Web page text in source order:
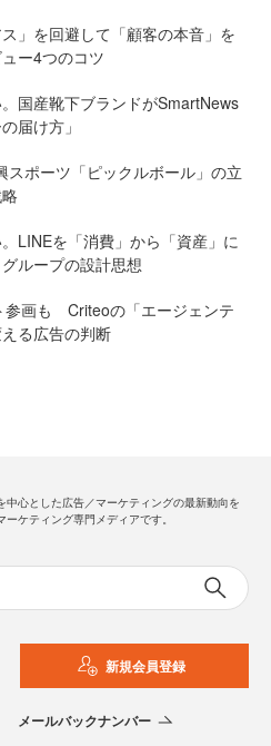
」を回避して「顧客の本音」を
ー4つのコツ
国産靴下ブランドがSmartNews
届け方」
スポーツ「ピックルボール」の立
LINEを「消費」から「資産」に
ループの設計思想
参画も Criteoの「エージェンテ
る広告の判断
中心とした広告／マーケティングの最新動向を
ーケティング専門メディアです。
新規会員登録
メールバックナンバー